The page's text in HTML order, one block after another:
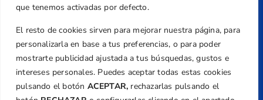
que tenemos activadas por defecto.
El resto de cookies sirven para mejorar nuestra página, para
personalizarla en base a tus preferencias, o para poder
mostrarte publicidad ajustada a tus búsquedas, gustos e
intereses personales. Puedes aceptar todas estas cookies
pulsando el botón ACEPTAR, rechazarlas pulsando el
federacion@golfcv.com
Aviso Legal
Política de Privacidad
Transparencia
Normativa